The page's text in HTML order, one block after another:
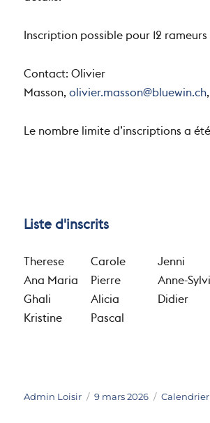
Inscription possible pour 12
Contact: Olivier
Masson,olivier.masson@bluewin.ch
Le nombre limite d’inscriptions a
Liste d'inscrits
Therese Carole
Jenni
Ana Maria
Pierre
Anne-
Ghali
Alicia
Didier
Kristine
Pascal
Auteur
Admin Loisir
Publié
9 mars 2026 Catégories